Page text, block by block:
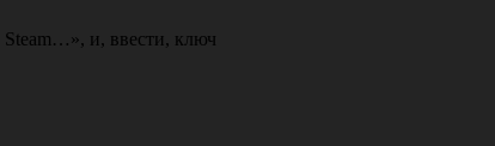
Steam…», и, ввести, ключ